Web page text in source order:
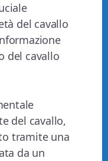
del cavallo
del cavallo
del cavallo,
tramite una
da un